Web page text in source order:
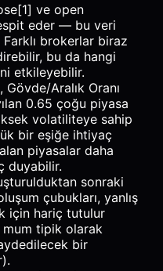
ve open
eder — bu veri
Farklı brokerlar biraz
bu da hangi
etkileyebilir.
Aralık Oranı
0.65 çoğu piyasa
volatiliteye sahip
bir eşiğe ihtiyaç
piyasalar daha
duyabilir.
sonraki
çubukları, yanlış
için hariç tutulur
tipik olarak
bir